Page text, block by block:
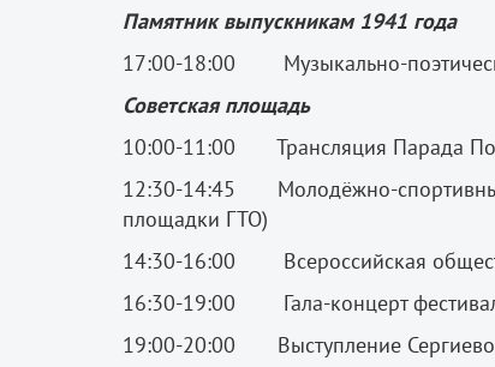
Памятник выпускникам 1941 года
17:00-18:00 Музыкально-
Советская площадь
10:00-11:00 Трансляция Парада
12:30-14:45 Молодёжно-спортивный
площадки ГТО)
14:30-16:00 Всероссийская
16:30-19:00 Гала-концерт
19:00-20:00 Выступление Сергиево-